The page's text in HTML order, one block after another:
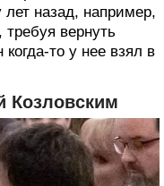
назад, например,
вернуть
то у нее взял в
Козловским